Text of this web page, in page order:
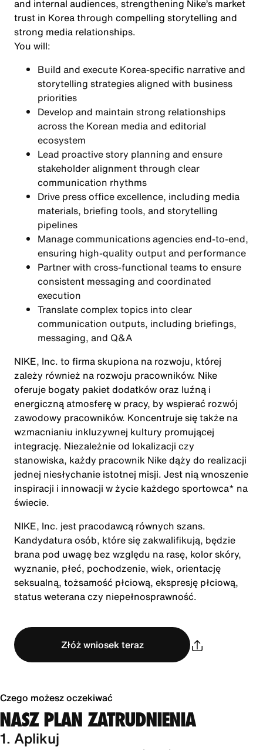
and internal audiences, strengthening Nike’s market
trust in Korea through compelling storytelling and
strong media relationships.
You will:
Build and execute Korea-specific narrative and
storytelling strategies aligned with business
priorities
Develop and maintain strong relationships
across the Korean media and editorial
ecosystem
Lead proactive story planning and ensure
stakeholder alignment through clear
communication rhythms
Drive press office excellence, including media
materials, briefing tools, and storytelling
pipelines
Manage communications agencies end-to-end,
ensuring high-quality output and performance
Partner with cross-functional teams to ensure
consistent messaging and coordinated
execution
Translate complex topics into clear
communication outputs, including briefings,
messaging, and Q&A
NIKE, Inc. to firma skupiona na rozwoju, której
zależy również na rozwoju pracowników. Nike
oferuje bogaty pakiet dodatków oraz luźną i
energiczną atmosferę w pracy, by wspierać rozwój
zawodowy pracowników. Koncentruje się także na
wzmacnianiu inkluzywnej kultury promującej
integrację. Niezależnie od lokalizacji czy
stanowiska, każdy pracownik Nike dąży do realizacji
jednej niesłychanie istotnej misji. Jest nią wnoszenie
inspiracji i innowacji w życie każdego sportowca* na
świecie.
NIKE, Inc. jest pracodawcą równych szans.
Kandydatura osób, które się zakwalifikują, będzie
brana pod uwagę bez względu na rasę, kolor skóry,
wyznanie, płeć, pochodzenie, wiek, orientację
seksualną, tożsamość płciową, ekspresję płciową,
status weterana czy niepełnosprawność.
Złóż wniosek teraz
Czego możesz oczekiwać
NASZ PLAN ZATRUDNIENIA
1. Aplikuj